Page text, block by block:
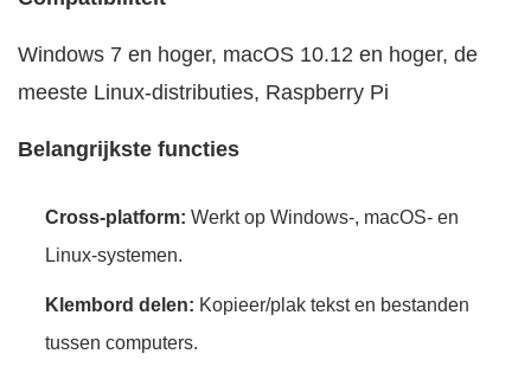
Windows 7 en hoger, macOS 10.12 en hoger, de
meeste Linux-distributies, Raspberry Pi
Belangrijkste functies
Cross-platform: Werkt op Windows-, macOS- en
Linux-systemen.
Klembord delen: Kopieer/plak tekst en bestanden
tussen computers.